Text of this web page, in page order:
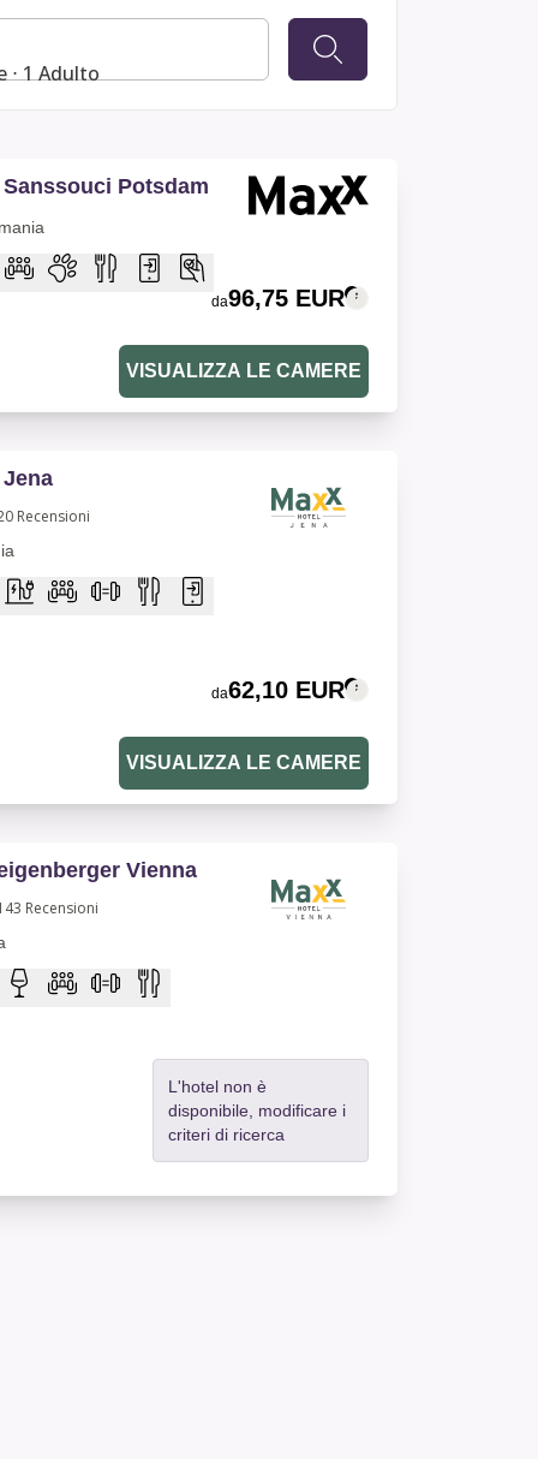
⋅ 1 Adulto
Potsdam
da96,75 EUR
VISUALIZZA LE CAMERE
Recensioni
da62,10 EUR
VISUALIZZA LE CAMERE
Vienna
Recensioni
L'hotel non è
disponibile, modificare i
criteri di ricerca